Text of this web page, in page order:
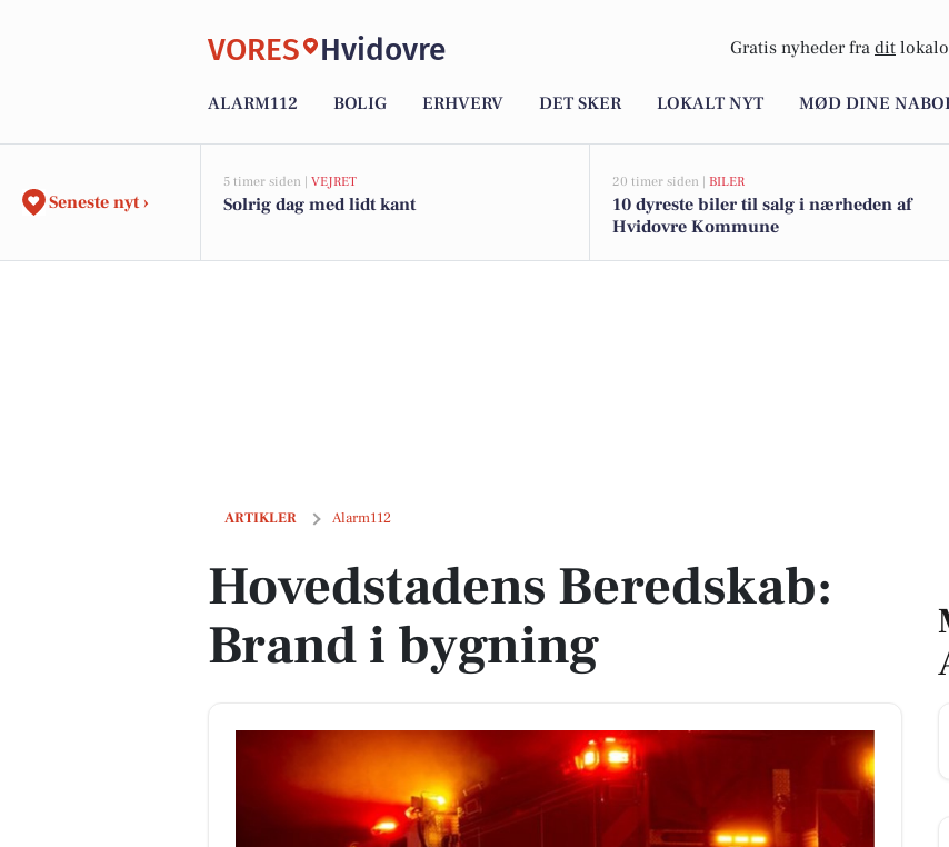
VORES Hvidovre Gratis nyheder fra dit
ALARM112 BOLIG ERHVERV DET SKER LOKALT NYT MØD DINE
Seneste nyt ›
5 timer siden | VEJRET
Solrig dag med lidt kant
20 timer siden | BILER
10 dyreste biler til salg i nærheden af
Hvidovre Kommune
ARTIKLER Alarm112
Hovedstadens Beredskab: Brand i bygning
Hovedstadens Beredskab:
Brand i bygning